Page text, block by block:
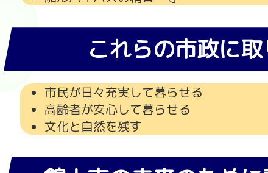
これらの市政に
市民が日々充実して暮らせる
高齢者が安心して暮らせる
文化と自然を残す